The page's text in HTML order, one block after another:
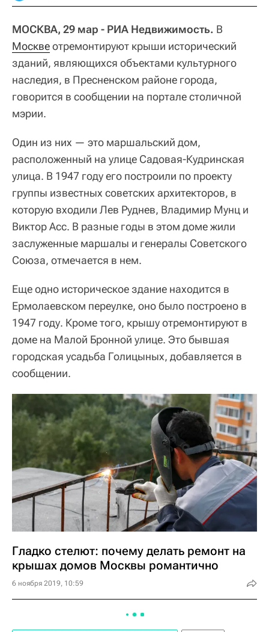
МОСКВА, 29 мар - РИА Недвижимость. В
Москвеотремонтируют крыши исторический
зданий, являющихся объектами культурного
наследия, в Пресненском районе города,
говорится в сообщении на портале столичной
мэрии.
Один из них — это маршальский дом,
расположенный на улице Садовая-Кудринская
улица. В 1947 году его построили по проекту
группы известных советских архитекторов, в
которую входили Лев Руднев, Владимир Мунц и
Виктор Асс. В разные годы в этом доме жили
заслуженные маршалы и генералы Советского
Союза, отмечается в нем.
Еще одно историческое здание находится в
Ермолаевском переулке, оно было построено в
1947 году. Кроме того, крышу отремонтируют в
доме на Малой Бронной улице. Это бывшая
городская усадьба Голицыных, добавляется в
сообщении.
Гладко стелют: почему делать ремонт на
крышах домов Москвы романтично
6 ноября 2019, 10:59